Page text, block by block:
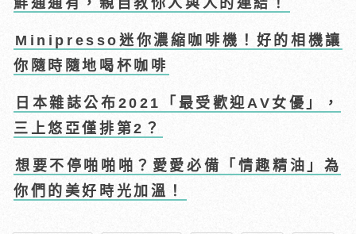
Minipresso迷你濃縮咖啡機！好的相機讓
你隨時隨地喝杯咖啡
日本雜誌公布2021「最受歡迎AV女優」，
三上悠亞僅排第2？
想要不停啪啪啪？愛愛必備「情趣精油」為
你們的美好時光加溫！